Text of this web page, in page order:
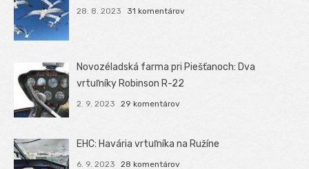
28. 8. 2023 31 komentárov
Novozéladská farma pri Piešťanoch: Dva
vrtuľníky Robinson R-22
2. 9. 2023 29 komentárov
EHC: Havária vrtuľníka na Ružíne
6. 9. 2023 28 komentárov